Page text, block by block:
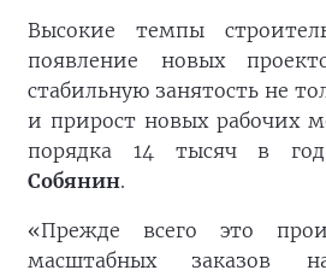
Высокие темпы
появление новых
стабильную занятость не
и прирост новых рабочих
порядка 14 тысяч в
Собянин.
«Прежде всего это
масштабных заказов